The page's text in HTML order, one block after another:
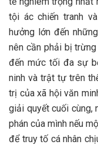
tội ác chiến tranh
hưởng lớn đến
nên cần phải bị
đến mức tối đa sự
ninh và trật tự trên
trị của xã hội văn
giải quyết cuối cùng,
phán của mình nếu
để truy tố cá nhân